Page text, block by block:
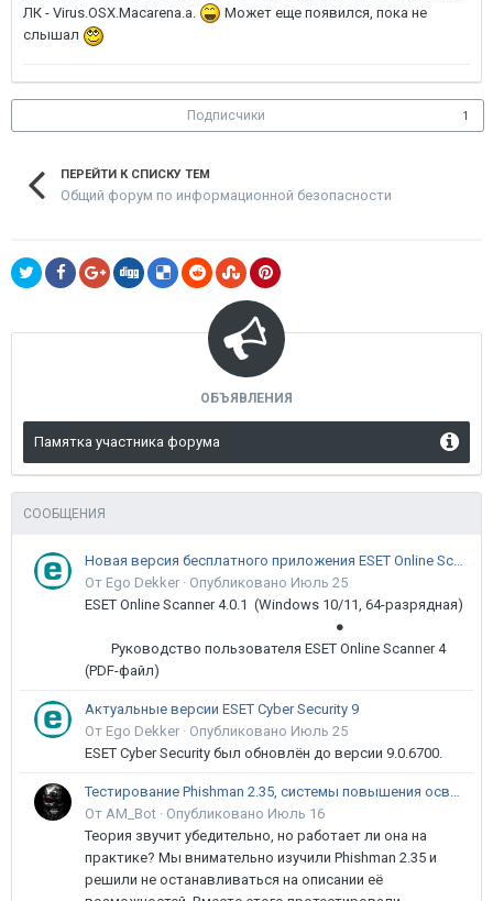
ЛК - Virus.OSX.Macarena.a.
Может еще появился, пока не
слышал
Подписчики 1
ПЕРЕЙТИ К СПИСКУ ТЕМ
Общий форум по информационной безопасности
ОБЪЯВЛЕНИЯ
Памятка участника форума
СООБЩЕНИЯ
Новая версия бесплатного приложения ESET Online Scanner доступна пользователям
От Ego Dekker · Опубликовано Июль 25
ESET Online Scanner 4.0.1 (Windows 10/11, 64-разрядная)
●
Руководство пользователя ESET Online Scanner 4
(PDF-файл)
Актуальные версии ESET Cyber Security 9
От Ego Dekker · Опубликовано Июль 25
ESET Cyber Security был обновлён до версии 9.0.6700.
Тестирование Phishman 2.35, системы повышения осведомлённости пользователей в сфере ИБ
От AM_Bot · Опубликовано Июль 16
Теория звучит убедительно, но работает ли она на
практике? Мы внимательно изучили Phishman 2.35 и
решили не останавливаться на описании её